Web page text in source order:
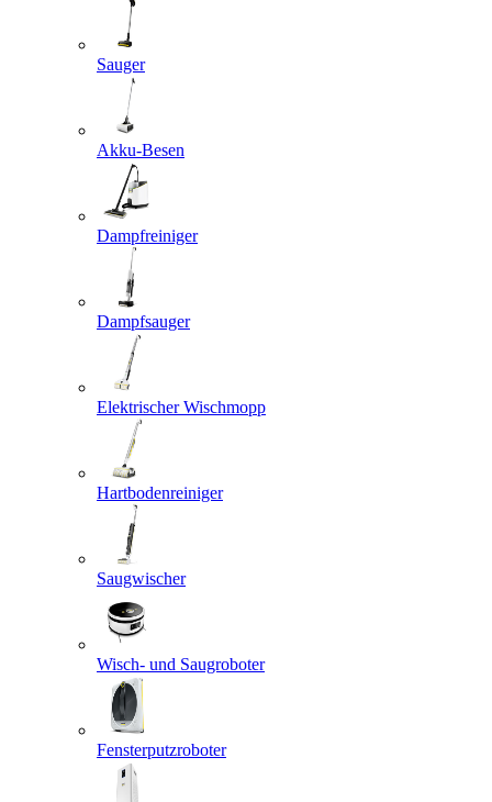
Sauger
Akku-Besen
Dampfreiniger
Dampfsauger
Elektrischer Wischmopp
Hartbodenreiniger
Saugwischer
Wisch- und Saugroboter
Fensterputzroboter